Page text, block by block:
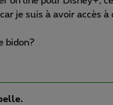
je suis à avoir accès à
bidon?